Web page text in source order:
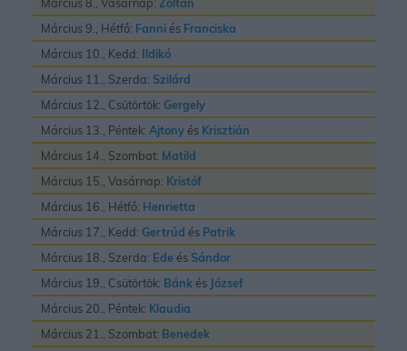
Március 9., Hétfő: Fanni és Franciska
Március 10., Kedd: Ildikó
Március 11., Szerda: Szilárd
Március 12., Csütörtök: Gergely
Március 13., Péntek: Ajtony és Krisztián
Március 14., Szombat: Matild
Március 15., Vasárnap: Kristóf
Március 16., Hétfő: Henrietta
Március 17., Kedd: Gertrúd és Patrik
Március 18., Szerda: Ede és Sándor
Március 19., Csütörtök: Bánk és József
Március 20., Péntek: Klaudia
Március 21., Szombat: Benedek